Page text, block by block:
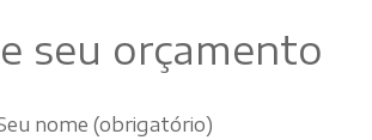
seu orçamento
nome (obrigatório)